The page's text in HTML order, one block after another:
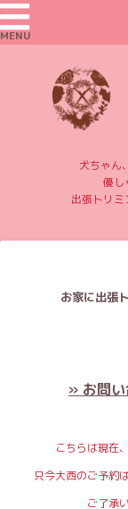
MENU
犬ちゃん
優し
出張トリ
お家に出張
» お問
こちらは現在
只今大西のご予約
ご了承